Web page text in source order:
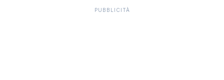
PUBBLICITÀ